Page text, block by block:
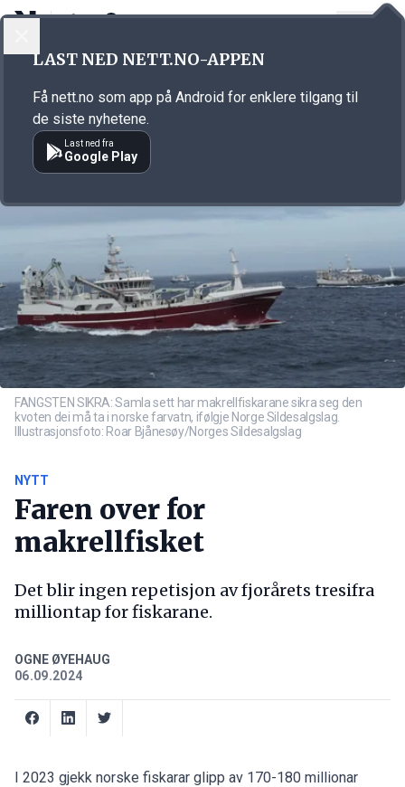
Annonsørinnhold
FANGSTEN SIKRA: Samla sett har makrellfiskarane sikra seg den
kvoten dei må ta i norske farvatn, ifølgje Norge Sildesalgslag.
Illustrasjonsfoto: Roar Bjånesøy/Norges Sildesalgslag
NYTT
Faren over for
makrellfisket
Det blir ingen repetisjon av fjorårets tresifra
milliontap for fiskarane.
OGNE ØYEHAUG
06.09.2024
I 2023 gjekk norske fiskarar glipp av 170-180 millionar
LAST NED NETT.NO-APPEN
Få nett.no som app på Android for enklere tilgang til
de siste nyhetene.
Last ned fra
Google Play